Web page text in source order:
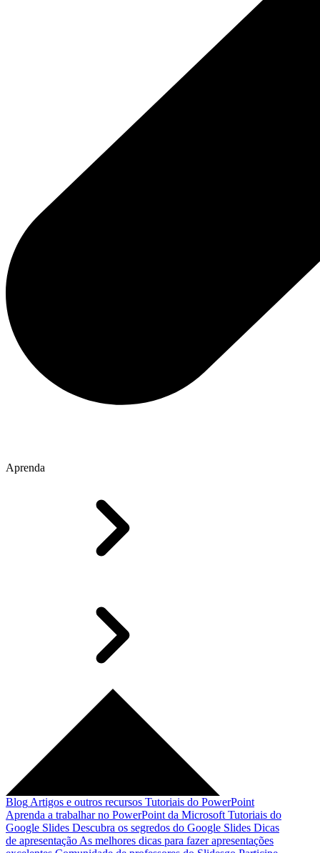
Aprenda
Blog Artigos e outros recursos Tutoriais do PowerPoint
Aprenda a trabalhar no PowerPoint da Microsoft Tutoriais do
Google Slides Descubra os segredos do Google Slides Dicas
de apresentação As melhores dicas para fazer apresentações